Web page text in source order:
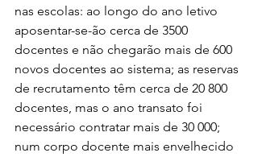
nas escolas: ao longo do ano letivo
aposentar-se-ão cerca de 3500
docentes e não chegarão mais de 600
novos docentes ao sistema; as reservas
de recrutamento têm cerca de 20 800
docentes, mas o ano transato foi
necessário contratar mais de 30 000;
num corpo docente mais envelhecido